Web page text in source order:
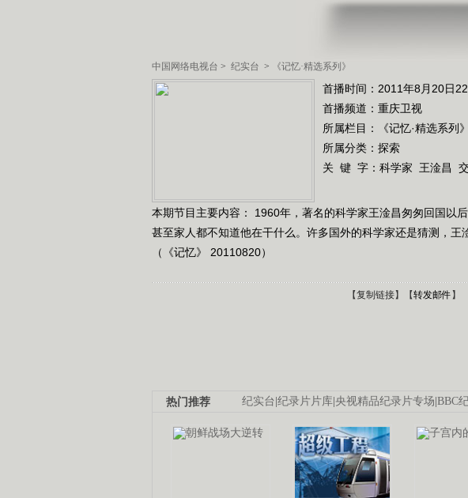
中国网络电视台 > 纪实台 > 《记忆·精选系列》
首播时间：2011年8月20日
首播频道： 重庆卫视
所属栏目：
《记忆·精选系列》
所属分类：探索
关 键 字： 科学家 王淦昌
本期节目主要内容： 1960年，著名的科学家王淦昌匆匆回国以
甚至家人都不知道他在干什么。许多国外的科学家还是猜测，王
（《记忆》 20110820）
【复制链接】【转发邮件】
纪实台|纪录片片库|央视精品纪录片专场|BBC
热门推荐